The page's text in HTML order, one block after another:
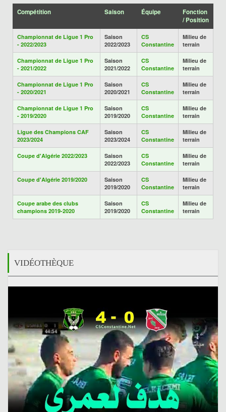
Compétition Saison Équipe
Fonction
/ Position
Championnat de Ligue 1 Pro
- 2022/2023
Saison
2022/2023
CS
Constantine
Milieu de
terrain
Championnat de Ligue 1 Pro
- 2021/2022
Saison
2021/2022
CS
Constantine
Milieu de
terrain
Championnat de Ligue 1 Pro
- 2020/2021
Saison
2020/2021
CS
Constantine
Milieu de
terrain
Championnat de Ligue 1 Pro
- 2019/2020
Saison
2019/2020
CS
Constantine
Milieu de
terrain
Ligue des Champions CAF
2023/2024
Saison
2023/2024
CS
Constantine
Milieu de
terrain
Coupe d'Algérie 2022/2023
Saison
2022/2023
CS
Constantine
Milieu de
terrain
Coupe d'Algérie 2019/2020
Saison
2019/2020
CS
Constantine
Milieu de
terrain
Coupe arabe des clubs
champions 2019-2020
Saison
2019/2020
CS
Constantine
Milieu de
terrain
VIDÉOTHÈQUE